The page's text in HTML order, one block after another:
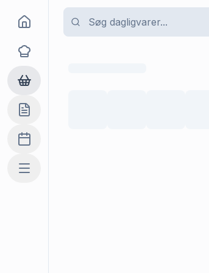
Goma
Opskrifter
Dagligvarer
Indkøbslisten
Madplan
Mere